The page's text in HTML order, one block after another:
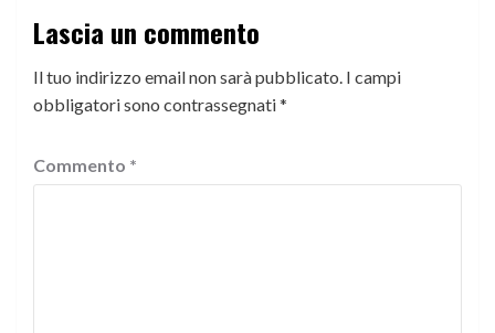
Lascia un commento
Il tuo indirizzo email non sarà pubblicato. I campi
obbligatori sono contrassegnati*
Commento *